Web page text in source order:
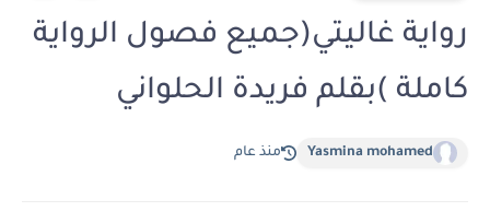
رواية غاليتي(جميع فصول الرواية
كاملة )بقلم فريدة الحلواني
Yasmina mohamed منذ عام